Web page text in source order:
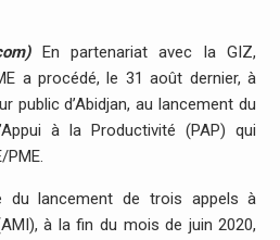
En partenariat avec la GIZ,
a procédé, le 31 août dernier, à
public d’Abidjan, au lancement du
à la Productivité (PAP) qui
PME.
du lancement de trois appels à
à la fin du mois de juin 2020,